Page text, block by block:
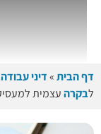
דף הבית»דיני עבודה»
בקרהעצמית